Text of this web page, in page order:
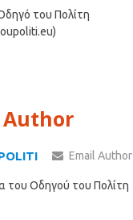
του Πολίτη
Email Author
του Οδηγού του Πολίτη